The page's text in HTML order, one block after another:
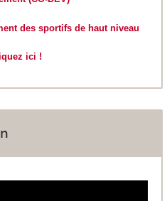
des sportifs de haut niveau
ici !